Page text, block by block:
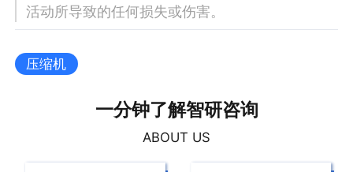
活动所导致的任何损失或伤害。
压缩机
一分钟了解智研咨询
ABOUT US